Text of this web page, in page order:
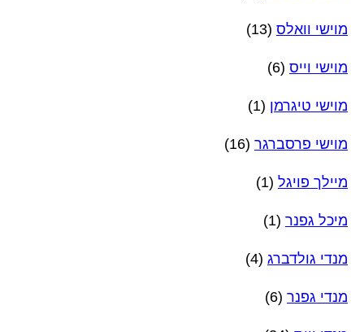
מוישי וואלס (13)
מוישי וייס (6)
מוישי טיגרמן (1)
מוישי פרסברגר (16)
מיילך פויגל (1)
מיכל גפנר (1)
מנדי גולדברג (4)
מנדי גפנר (6)